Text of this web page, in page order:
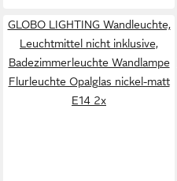
GLOBO LIGHTING Wandleuchte,
Leuchtmittel nicht inklusive,
Badezimmerleuchte Wandlampe
Flurleuchte Opalglas nickel-matt
E14 2x